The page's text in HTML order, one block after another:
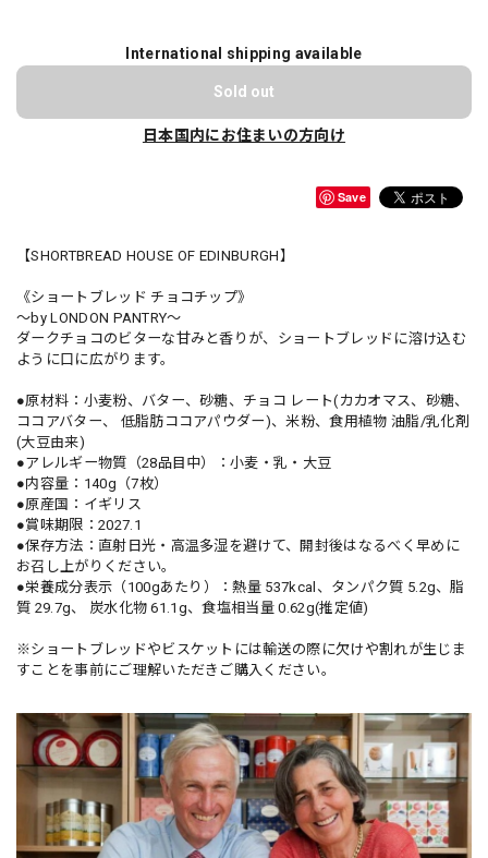
International shipping available
Sold out
日本国内にお住まいの方向け
Save
【SHORTBREAD HOUSE OF EDINBURGH】
《ショートブレッド チョコチップ》
～by LONDON PANTRY～
ダークチョコのビターな甘みと香りが、ショートブレッドに溶け込む
ように口に広がります。
●原材料：小麦粉、バター、砂糖、チョコ レート(カカオマス、砂糖、
ココアバター、 低脂肪ココアパウダー)、米粉、食用植物 油脂/乳化剤
(大豆由来)
●アレルギー物質（28品目中）：小麦・乳・大豆
●内容量：140g（7枚）
●原産国：イギリス
●賞味期限：2027.1
●保存方法：直射日光・高温多湿を避けて、開封後はなるべく早めに
お召し上がりください。
●栄養成分表示（100gあたり）：熱量 537kcal、タンパク質 5.2g、脂
質 29.7g、 炭水化物 61.1g、食塩相当量 0.62g(推定値)
※ショートブレッドやビスケットには輸送の際に欠けや割れが生じま
すことを事前にご理解いただきご購入ください。